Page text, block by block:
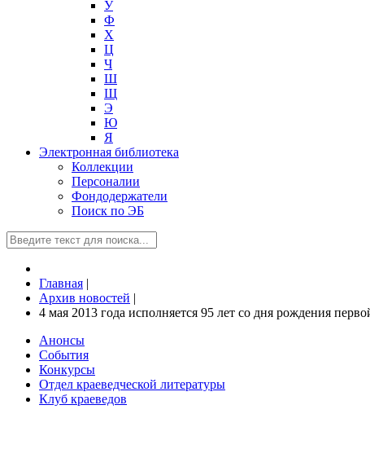
У
Ф
Х
Ц
Ч
Ш
Щ
Э
Ю
Я
Электронная библиотека
Коллекции
Персоналии
Фондодержатели
Поиск по ЭБ
Главная |
Архив новостей |
4 мая 2013 года исполняется 95 лет со дня рождения
Анонсы
События
Конкурсы
Отдел краеведческой литературы
Клуб краеведов